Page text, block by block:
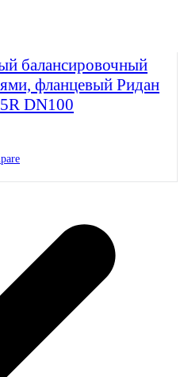
балансировочный
фланцевый Ридан
DN100